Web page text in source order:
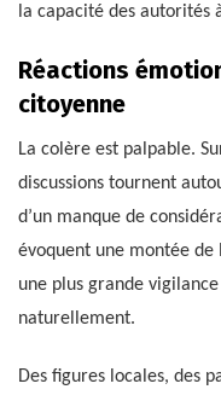
la capacité des autorités
Réactions
citoyenne
La colère est palpable.
discussions tournent
d’un manque de
évoquent une montée de
une plus grande
naturellement.
Des figures locales, des